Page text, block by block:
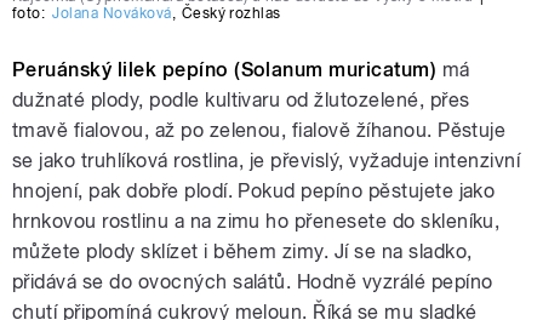
foto: Jolana Nováková, Český rozhlas
Peruánský lilek pepíno (Solanum muricatum) má
dužnaté plody, podle kultivaru od žlutozelené, přes
tmavě fialovou, až po zelenou, fialově žíhanou. Pěstuje
se jako truhlíková rostlina, je převislý, vyžaduje intenzivní
hnojení, pak dobře plodí. Pokud pepíno pěstujete jako
hrnkovou rostlinu a na zimu ho přenesete do skleníku,
můžete plody sklízet i během zimy. Jí se na sladko,
přidává se do ovocných salátů. Hodně vyzrálé pepíno
chutí připomíná cukrový meloun. Říká se mu sladké